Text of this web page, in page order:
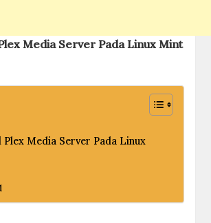
Media Server Pada Linux Mint
Plex Media Server Pada Linux